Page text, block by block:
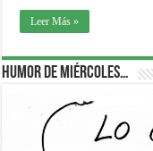
Leer Más »
Humor de Miércoles…